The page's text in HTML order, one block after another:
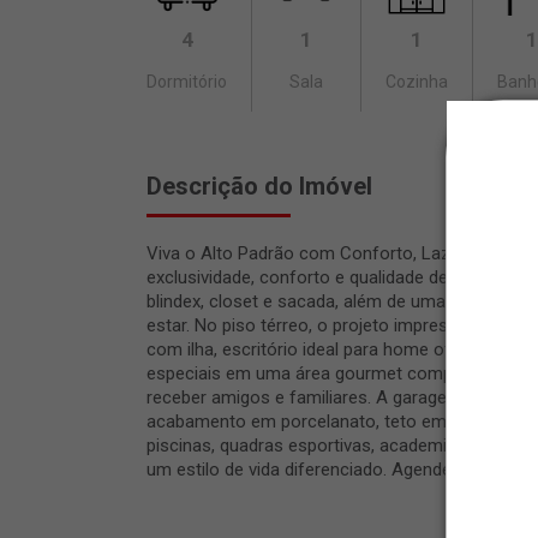
4
Dormitório
1
Sala
1
Cozinha
1
Descrição do Imóvel
Viva o Alto Padrão com Conforto, Lazer e
exclusividade, conforto e qualidade de vida em
blindex, closet e sacada, além de uma
estar. No piso térreo, o projeto impressiona com
com ilha, escritório ideal para home office,
especiais em uma área gourmet completa, com
receber amigos e familiares. A garagem
acabamento em porcelanato, teto em gesso e
piscinas, quadras esportivas, academia,
um estilo de vida diferenciado. Agende sua visita